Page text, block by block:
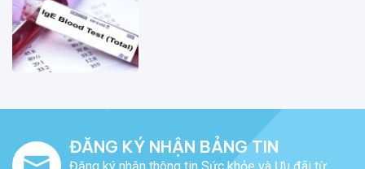
ĐĂNG KÝ NHẬN BẢNG TIN
Đăng ký nhận thông tin Sức khỏe và Ưu đãi từ